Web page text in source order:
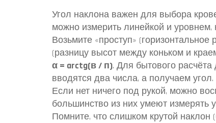
Угол наклона важен для выбора
можно измерить линейкой и уровнем,
Возьмите «проступ» (горизонтальное
(разницу высот между коньком и
α = arctg(в / п). Для бытового расчёта
вводятся два числа, а получаем угол.
Если нет ничего под рукой, можно
большинство из них умеют измерять
Помните, что слишком крутой